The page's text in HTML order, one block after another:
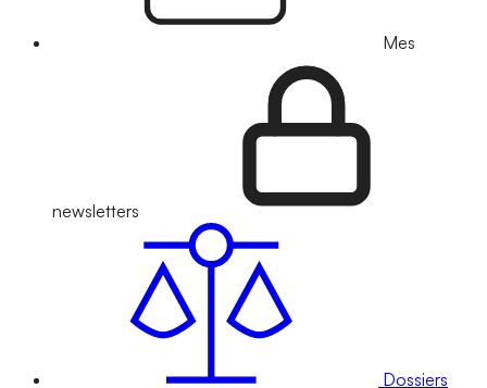
Mes
newsletters
Dossiers